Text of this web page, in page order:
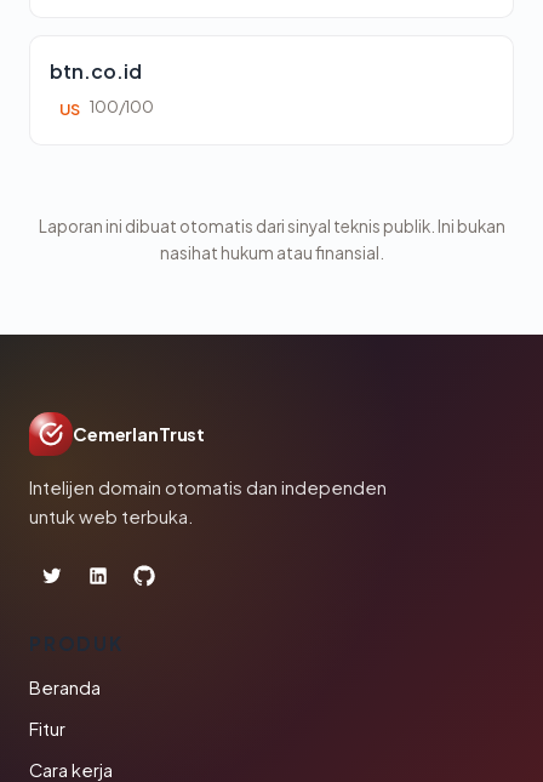
btn.co.id
US 100/100
Laporan ini dibuat otomatis dari sinyal teknis publik. Ini bukan
nasihat hukum atau finansial.
CemerlanTrust
Intelijen domain otomatis dan independen
untuk web terbuka.
PRODUK
Beranda
Fitur
Cara kerja